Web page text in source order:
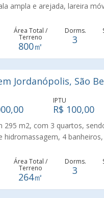
ampla e arejada, lareira
e pergolado,
horta suspensa, salão
embutido, banheiro,
essenciais, o bairro
escolas, hospitais e
Área Total /
Terreno
800㎡
Dorms.
3
Jordanópolis, São
IPTU
R$ 100,00
295 m2, com 3 quartos,
hidromassagem, 4
e sótão. Armários
Com entrada social e de
e pé-direito duplo com
Área Total /
Terreno
264㎡
Dorms.
3